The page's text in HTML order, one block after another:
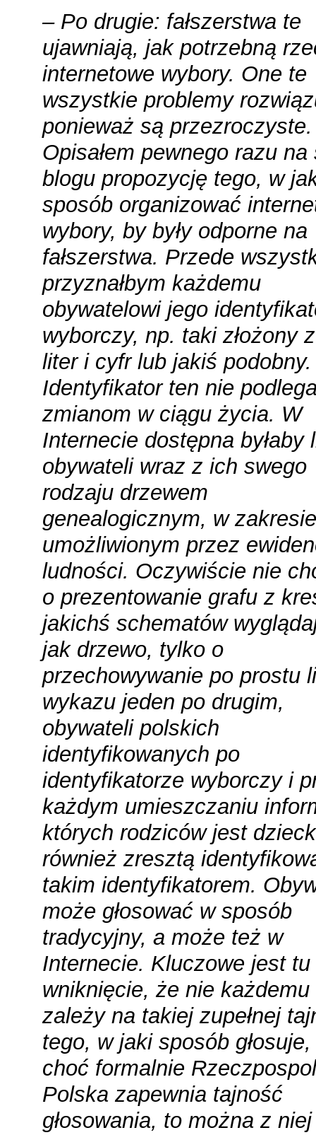
– Po drugie: fałszerstwa te
ujawniają, jak potrzebną
internetowe wybory. One te
wszystkie problemy
ponieważ są przezroczyste.
Opisałem pewnego razu na
blogu propozycję tego, w
sposób organizować
wybory, by były odporne na
fałszerstwa. Przede
przyznałbym każdemu
obywatelowi jego
wyborczy, np. taki złożony
liter i cyfr lub jakiś podobny.
Identyfikator ten nie
zmianom w ciągu życia. W
Internecie dostępna byłaby
obywateli wraz z ich swego
rodzaju drzewem
genealogicznym, w zakresie
umożliwionym przez
ludności. Oczywiście nie
o prezentowanie grafu z
jakichś schematów
jak drzewo, tylko o
przechowywanie po prostu
wykazu jeden po drugim,
obywateli polskich
identyfikowanych po
identyfikatorze wyborczy i
każdym umieszczaniu
których rodziców jest
również zresztą
takim identyfikatorem.
może głosować w sposób
tradycyjny, a może też w
Internecie. Kluczowe jest tu
wniknięcie, że nie każdemu
zależy na takiej zupełnej
tego, w jaki sposób
choć formalnie
Polska zapewnia tajność
głosowania, to można z niej